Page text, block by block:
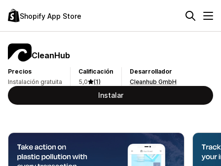
Shopify App Store
CleanHub
Precios
Instalación gratuita
Calificación
5,0
(1)
Desarrollador
Cleanhub GmbH
Instalar